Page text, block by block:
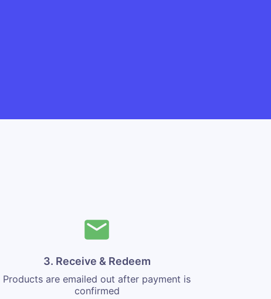
3. Receive & Redeem
Products are emailed out after payment is
confirmed